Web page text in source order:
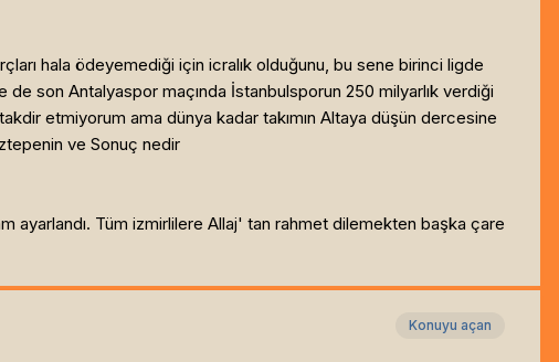
hala ödeyemediği için icralık olduğunu, bu sene birinci ligde
de son Antalyaspor maçında İstanbulsporun 250 milyarlık verdiği
etmiyorum ama dünya kadar takımın Altaya düşün dercesine
ve Sonuç nedir
ayarlandı. Tüm izmirlilere Allaj' tan rahmet dilemekten başka çare
Konuyu açan